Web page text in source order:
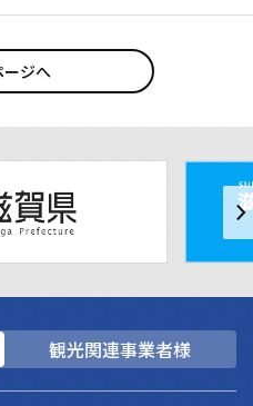
ージへ
観光関連事業者様